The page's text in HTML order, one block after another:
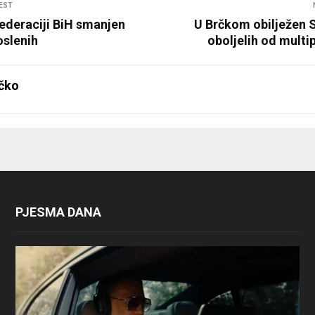
BiH smanjen
U Brčkom obilježen
oboljelih od
PJESMA DANA